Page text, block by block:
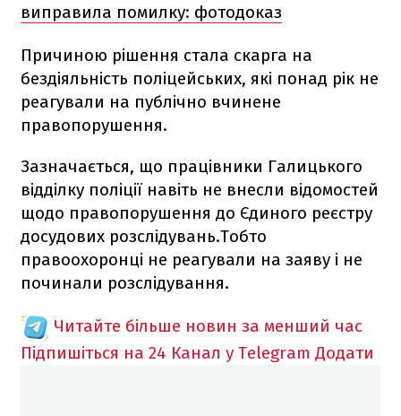
виправила помилку: фотодоказ
Причиною рішення стала скарга на
бездіяльність поліцейських, які понад рік не
реагували на публічно вчинене
правопорушення.
Зазначається, що працівники Галицького
відділку поліції навіть не внесли відомостей
щодо правопорушення до Єдиного реєстру
досудових розслідувань.Тобто
правоохоронці не реагували на заяву і не
починали розслідування.
Читайте більше новин за менший час
Підпишіться на 24 Канал у Telegram Додати